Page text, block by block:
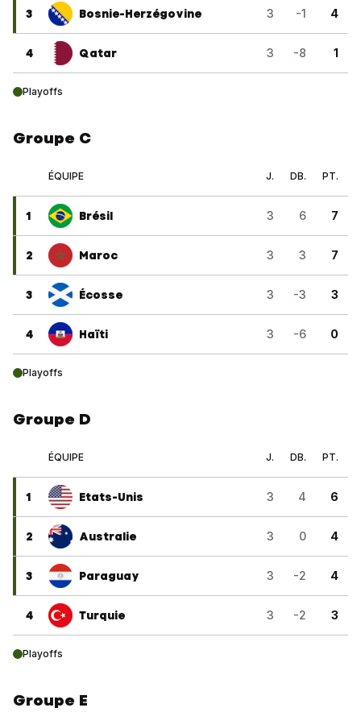
3 Bosnie-Herzégovine 3 -1 4
4 Qatar 3 -8 1
Playoffs
Groupe C
ÉQUIPE J. DB. PT.
1 Brésil 3 6 7
2 Maroc 3 3 7
3 Écosse 3 -3 3
4 Haïti 3 -6 0
Playoffs
Groupe D
ÉQUIPE J. DB. PT.
1 Etats-Unis 3 4 6
2 Australie 3 0 4
3 Paraguay 3 -2 4
4 Turquie 3 -2 3
Playoffs
Groupe E